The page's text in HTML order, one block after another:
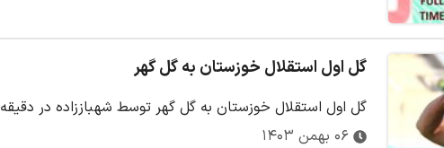
گل اول استقلال خوزستان به گل گهر
گل اول استقلال خوزستان به گل گهر توسط شهباززاده در دقیقه 32
۰۶ بهمن ۱۴۰۳